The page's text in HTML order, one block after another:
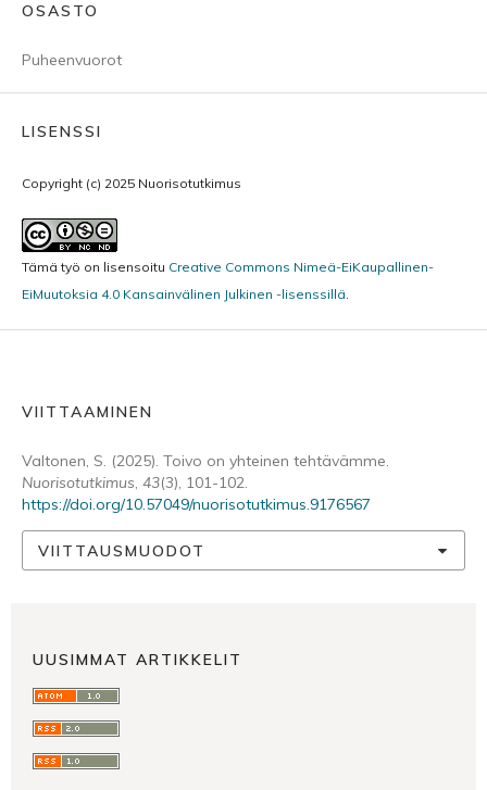
OSASTO
Puheenvuorot
LISENSSI
Copyright (c) 2025 Nuorisotutkimus
Tämä työ on lisensoitu Creative Commons Nimeä-EiKaupallinen-
EiMuutoksia 4.0 Kansainvälinen Julkinen -lisenssillä.
VIITTAAMINEN
Valtonen, S. (2025). Toivo on yhteinen tehtävämme.
Nuorisotutkimus, 43(3), 101-102.
https://doi.org/10.57049/nuorisotutkimus.9176567
VIITTAUSMUODOT
UUSIMMAT ARTIKKELIT